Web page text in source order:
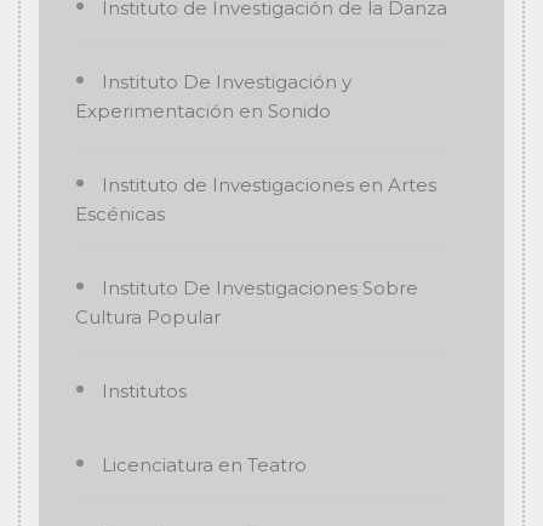
Instituto de Investigación de la Danza
Instituto De Investigación y
Experimentación en Sonido
Instituto de Investigaciones en Artes
Escénicas
Instituto De Investigaciones Sobre
Cultura Popular
Institutos
Licenciatura en Teatro